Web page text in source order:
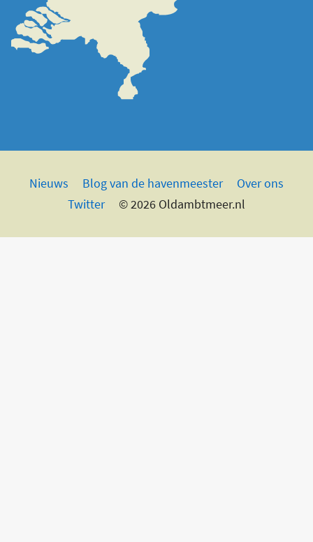
Nieuws Blog van de havenmeester
Over ons
Twitter
© 2026 Oldambtmeer.nl